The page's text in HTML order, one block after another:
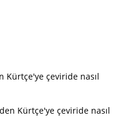
Kürtçe'ye çeviride nasıl
Kürtçe'ye çeviride nasıl